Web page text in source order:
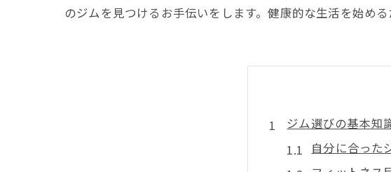
のジムを見つけるお手伝いをします。健康的な生活を始め
ジム選びの基本知
自分に合った